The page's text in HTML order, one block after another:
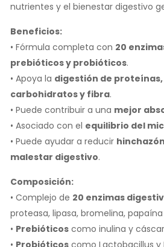
nutrientes y el bienestar digestivo
Beneficios:
• Fórmula completa con 20
prebióticos y probióticos.
• Apoya la digestión de
carbohidratos y fibra.
• Puede contribuir a una mejor
• Asociado con el equilibrio del
• Puede ayudar a reducir
malestar digestivo.
Composición:
• Complejo de 20 enzimas
proteasa, lipasa, bromelina,
• Prebióticos como inulina y